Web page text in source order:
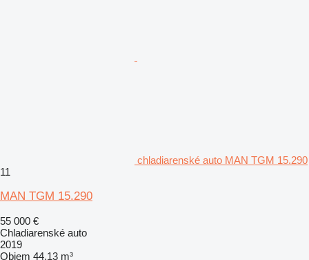
chladiarenské auto MAN TGM 15.290
11
MAN TGM 15.290
55 000 €
Chladiarenské auto
2019
Objem 44,13 m³